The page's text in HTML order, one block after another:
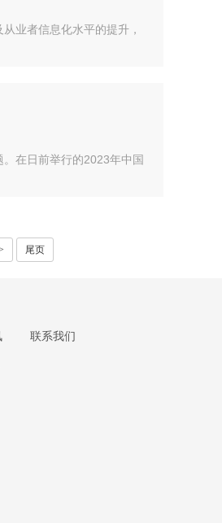
业者信息化水平的提升，
在日前举行的2023年中国
尾页
联系我们